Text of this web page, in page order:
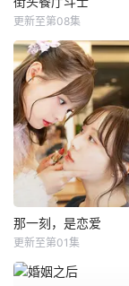
更新至第08集
那一刻，是恋爱
更新至第01集